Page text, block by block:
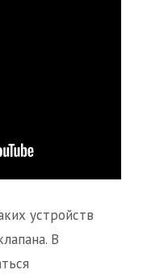
устройств
В